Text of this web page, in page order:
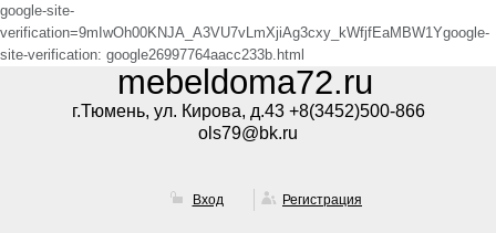
google-site-
verification=9mIwOh00KNJA_A3VU7vLmXjiAg3cxy_kWfjfEaMBW1Ygoogle-
site-verification: google26997764aacc233b.html
mebeldoma72.ru
г.Тюмень, ул. Кирова, д.43 +8(3452)500-866
ols79@bk.ru
Вход Регистрация